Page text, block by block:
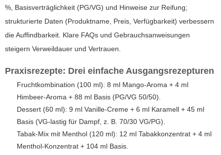
%, Basisverträglichkeit (PG/VG) und Hinweise zur Reifung;
strukturierte Daten (Produktname, Preis, Verfügbarkeit) verbessern
die Auffindbarkeit. Klare FAQs und Gebrauchsanweisungen
steigern Verweildauer und Vertrauen.
Praxisrezepte: Drei einfache Ausgangsrezepturen
Fruchtkombination (100 ml): 8 ml Mango-Aroma + 4 ml
Himbeer-Aroma + 88 ml Basis (PG/VG 50/50).
Dessert (60 ml): 9 ml Vanille-Creme + 6 ml Karamell + 45 ml
Basis (VG-lastig für Dampf, z. B. 70/30 VG/PG).
Tabak-Mix mit Menthol (120 ml): 12 ml Tabakkonzentrat + 4 ml
Menthol-Konzentrat + 104 ml Basis.